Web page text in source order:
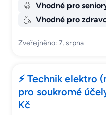
Vhodné pro
Vhodné pro
Zveřejněno: 7. srpna
⚡ Technik elektro
pro soukromé
Kč